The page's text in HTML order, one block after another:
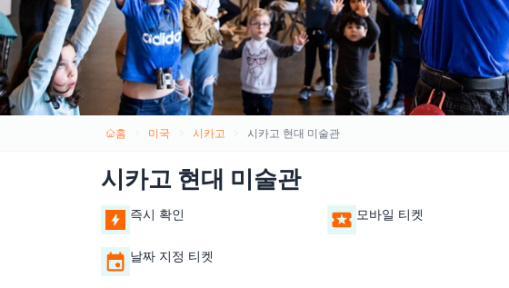
홈 미국 시카고 시카고 현대 미술관
시카고 현대 미술관
즉시 확인 모바일 티켓
날짜 지정 티켓